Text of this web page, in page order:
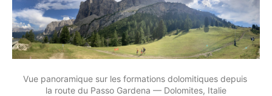
Vue panoramique sur les formations dolomitiques depuis
la route du Passo Gardena — Dolomites, Italie